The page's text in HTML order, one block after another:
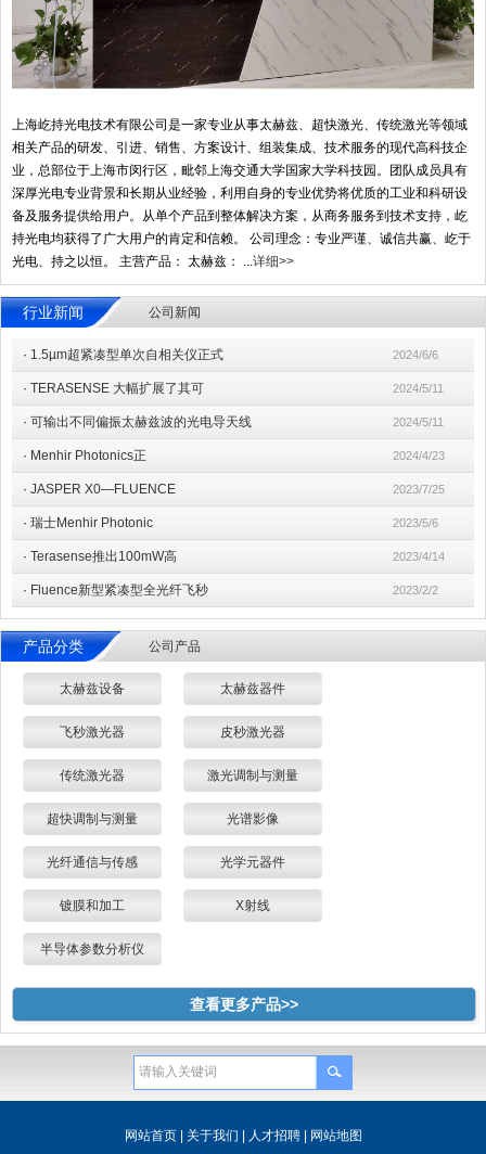
上海屹持光电技术有限公司是一家专业从事太赫兹、超快激光、传统激光等领域
相关产品的研发、引进、销售、方案设计、组装集成、技术服务的现代高科技企
业，总部位于上海市闵行区，毗邻上海交通大学国家大学科技园。团队成员具有
深厚光电专业背景和长期从业经验，利用自身的专业优势将优质的工业和科研设
备及服务提供给用户。从单个产品到整体解决方案，从商务服务到技术支持，屹
持光电均获得了广大用户的肯定和信赖。 公司理念：专业严谨、诚信共赢、屹于
光电、持之以恒。 主营产品： 太赫兹： ... 详细>>
行业新闻 公司新闻
· 1.5µm超紧凑型单次自相关仪正式 2024/6/6
· TERASENSE 大幅扩展了其可 2024/5/11
· 可输出不同偏振太赫兹波的光电导天线 2024/5/11
· Menhir Photonics正 2024/4/23
· JASPER X0—FLUENCE 2023/7/25
· 瑞士Menhir Photonic 2023/5/6
· Terasense推出100mW高 2023/4/14
· Fluence新型紧凑型全光纤飞秒 2023/2/2
产品分类 公司产品
太赫兹设备 太赫兹器件
飞秒激光器 皮秒激光器
传统激光器 激光调制与测量
超快调制与测量 光谱影像
光纤通信与传感 光学元器件
镀膜和加工 X射线
半导体参数分析仪
查看更多产品>>
网站首页| 关于我们 | 人才招聘| 网站地图